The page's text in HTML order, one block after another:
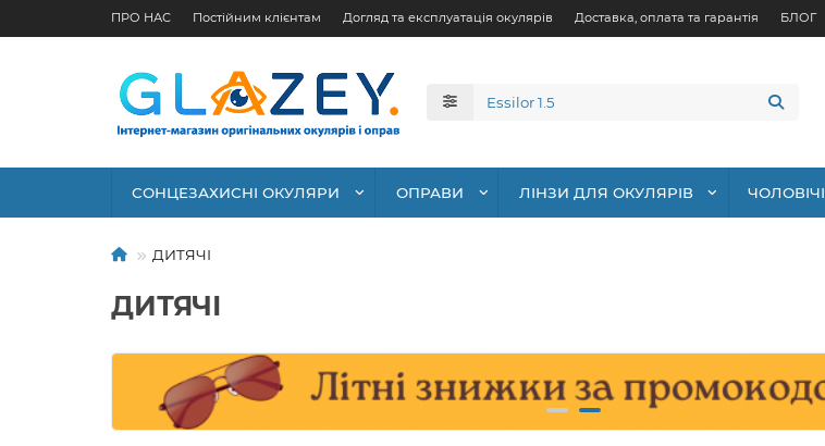
ПРО НАС Постійним клієнтам Догляд та експлуатація окулярів Доставка, оплата та гарантія БЛОГ
СОНЦЕЗАХИСНІ ОКУЛЯРИ ОПРАВИ ЛІНЗИ ДЛЯ ОКУЛЯРІВ ЧОЛОВІЧІ
ДИТЯЧІ
ДИТЯЧІ